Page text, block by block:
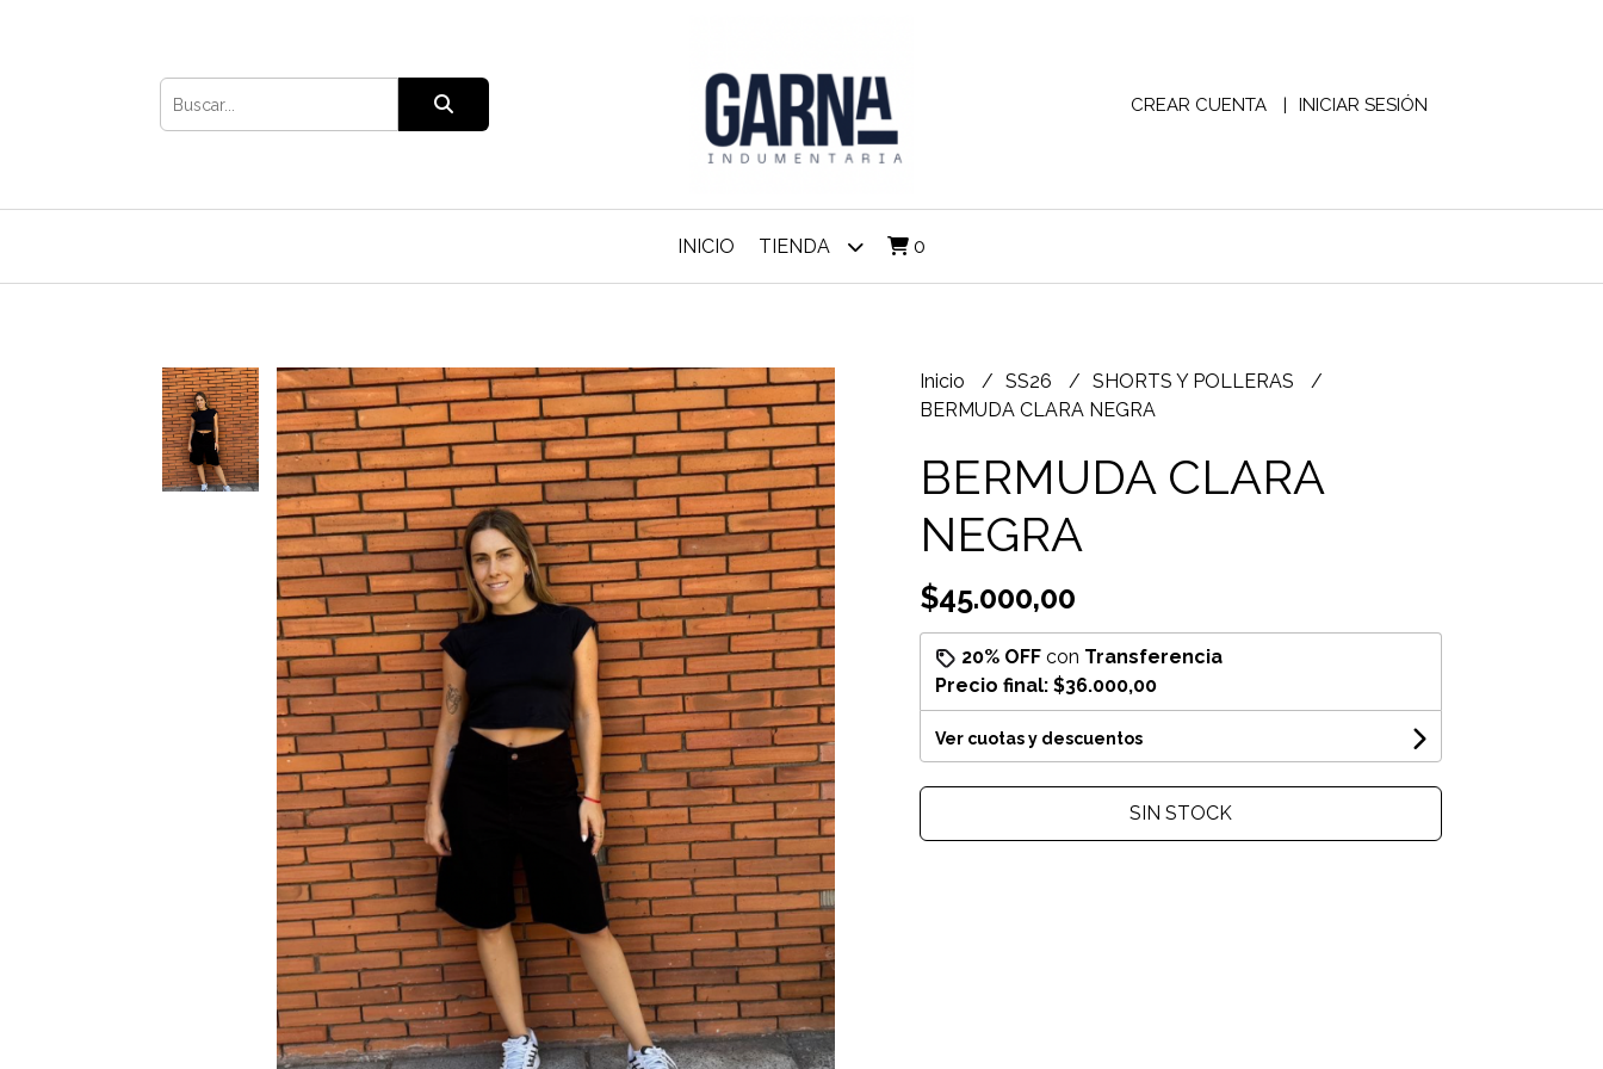
CREAR CUENTA INICIAR SESIÓN
INICIO TIENDA 0
Inicio SS26
SHORTS Y POLLERAS
BERMUDA CLARA NEGRA
BERMUDA CLARA
NEGRA
$45.000,00
20% OFFcon Transferencia
Precio final: $36.000,00
Ver cuotas y descuentos
SIN STOCK